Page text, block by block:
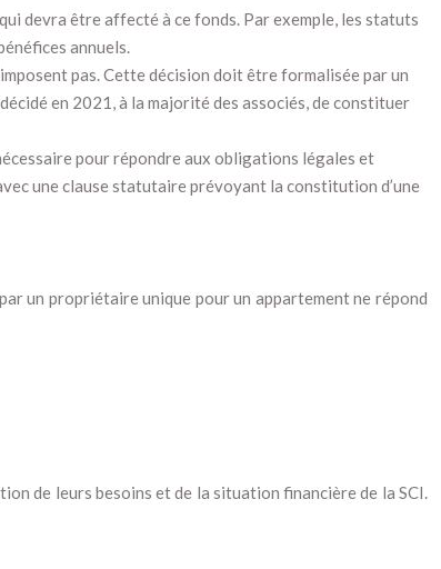
devra être affecté à ce fonds. Par exemple, les statuts
annuels.
pas. Cette décision doit être formalisée par un
en 2021, à la majorité des associés, de constituer
pour répondre aux obligations légales et
une clause statutaire prévoyant la constitution d’une
un propriétaire unique pour un appartement ne répond
de leurs besoins et de la situation financière de la SCI.